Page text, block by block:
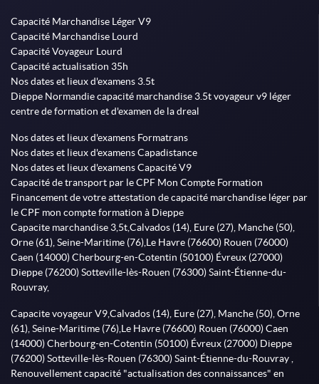
Capacité Marchandise Léger V9
Capacité Marchandise Lourd
Capacité Voyageur Lourd
Capacité actualisation 35h
Nos dates et lieux d'examens 3.5t
Dieppe Normandie capacité marchandise 3.5t voyageur v9 léger
centre de formation et d'examen de la dreal
Nos dates et lieux d'examens Formatrans
Nos dates et lieux d'examens Capadistance
Nos dates et lieux d'examens Capacité V9
Capacité de transport par le CPF Mon Compte Formation
Financement de votre attestation de capacité marchandise léger par
le CPF mon compte formation à Dieppe
Capacite marchandise 3,5t,Calvados (14), Eure (27), Manche (50),
Orne (61), Seine-Maritime (76),Le Havre (76600) Rouen (76000)
Caen (14000) Cherbourg-en-Cotentin (50100) Évreux (27000)
Dieppe (76200) Sotteville-lès-Rouen (76300) Saint-Étienne-du-
Rouvray,
Capacite voyageur V9,Calvados (14), Eure (27), Manche (50), Orne
(61), Seine-Maritime (76),Le Havre (76600) Rouen (76000) Caen
(14000) Cherbourg-en-Cotentin (50100) Évreux (27000) Dieppe
(76200) Sotteville-lès-Rouen (76300) Saint-Étienne-du-Rouvray ,
Renouvellement capacité "actualisation des connaissances" en